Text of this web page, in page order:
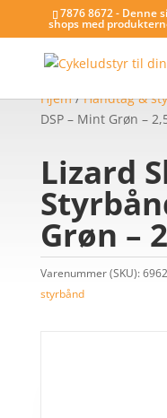
7876 8672 - Denne
shops med
Hjem/Håndtag &
DSP – Mint Grøn –
Lizard
Grøn –
Varenummer (SKU):
styrbånd